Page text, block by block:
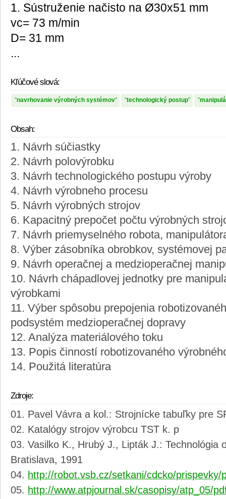
1. Sústruženie načisto na Ø30x51 mm
vc= 73 m/min
D= 31 mm
...
Kľúčové slová:
navrhovanie výrobných systémov technologický postup
Obsah:
1. Návrh súčiastky
2. Návrh polovýrobku
3. Návrh technologického postupu výroby
4. Návrh výrobneho procesu
5. Návrh výrobných strojov
6. Kapacitný prepočet počtu výrobných
7. Návrh priemyselného robota,
8. Výber zásobníka obrobkov, systémovej
9. Návrh operačnej a medzioperačnej
10. Návrh chápadlovej jednotky pre
výrobkami
11. Výber spôsobu prepojenia
podsystém medzioperačnej dopravy
12. Analýza materiálového toku
13. Popis činností robotizovaného
14. Použitá literatúra
Zdroje:
Pavel Vávra a kol.: Strojnícke tabuľky pre
Katalógy strojov výrobcu TST k. p
Vasilko K., Hrubý J., Lipták J.: Technológia
Bratislava, 1991
http://robot.vsb.cz/setkani/cdcko/prispevky/
http://www.atpjournal.sk/casopisy/atp_05/